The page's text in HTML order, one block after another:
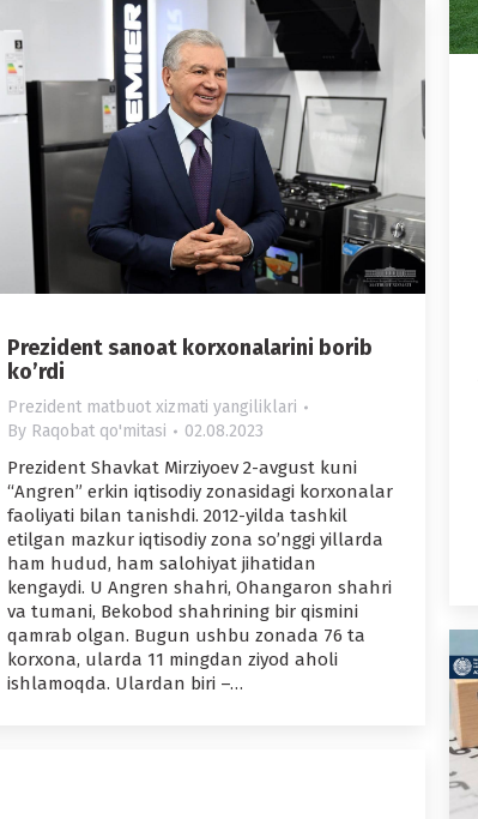
Prezident sanoat korxonalarini borib
koʼrdi
Prezident matbuot xizmati yangiliklari
By Raqobat qo'mitasi 02.08.2023
Prezident Shavkat Mirziyoev 2-avgust kuni
“Аngren” erkin iqtisodiy zonasidagi korxonalar
faoliyati bilan tanishdi. 2012-yilda tashkil
etilgan mazkur iqtisodiy zona soʼnggi yillarda
ham hudud, ham salohiyat jihatidan
kengaydi. U Аngren shahri, Ohangaron shahri
va tumani, Bekobod shahrining bir qismini
qamrab olgan. Bugun ushbu zonada 76 ta
korxona, ularda 11 mingdan ziyod aholi
ishlamoqda. Ulardan biri –…